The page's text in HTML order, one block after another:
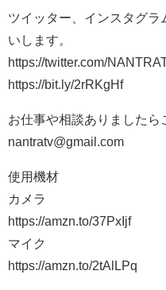
ツイッター、インスタグ
いします。
https://twitter.com/
https://bit.ly/2rRKgHf
お仕事や相談ありましたら
nantratv@gmail.com
使用機材
カメラ
https://amzn.to/37PxIjf
マイク
https://amzn.to/2tAlLPq